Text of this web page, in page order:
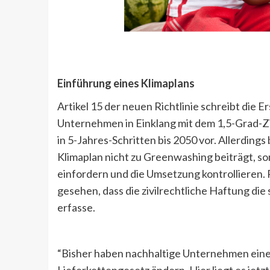
Einführung eines Klimaplans
Artikel 15 der neuen Richtlinie schreibt die
Unternehmen in Einklang mit dem 1,5-
in 5-Jahres-Schritten bis 2050 vor.
Klimaplan nicht zu Greenwashing beiträgt,
einfordern und die Umsetzung
gesehen, dass die zivilrechtliche Haftung
erfasse.
“Bisher haben nachhaltige Unternehmen